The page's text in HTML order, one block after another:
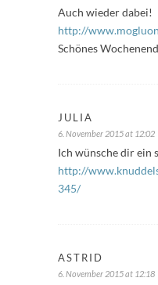
Auch wieder dabei!
http://
Schönes
JULIA
6. November 2015 at 12:02
Ich wünsche dir ein
http://
345/
ASTRID
6. November 2015 at 12:18